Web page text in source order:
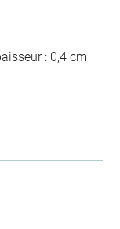
: 0,4 cm